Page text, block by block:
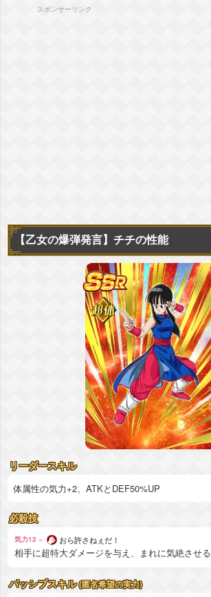
スポンサーリンク
【乙女の爆弾発言】 チチの性能
リーダースキル
体属性の気力+2、ATKとDEF50%UP
必殺技
気力12 ~ おら許さねぇだ！
相手に超特大ダメージを与え、まれに気絶させる
パッシブスキル (匿名希望の実力)